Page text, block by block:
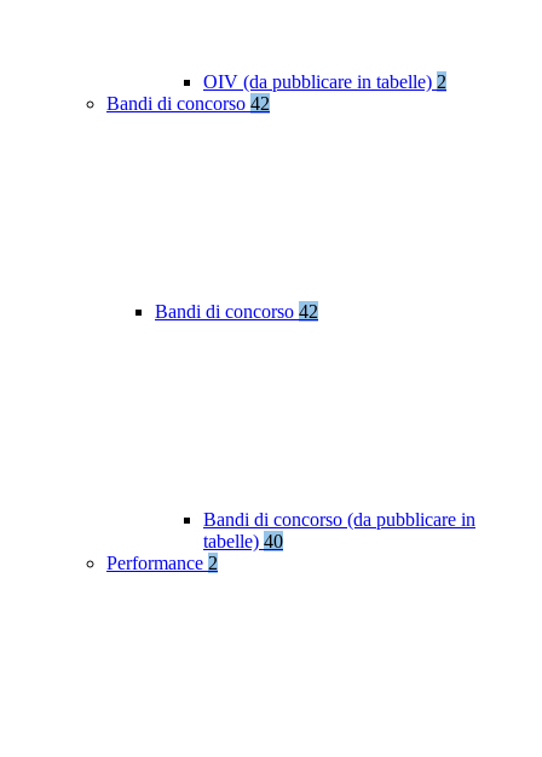
OIV (da pubblicare in tabelle) 2
Bandi di concorso 42
Bandi di concorso 42
Bandi di concorso (da pubblicare in
tabelle) 40
Performance 2